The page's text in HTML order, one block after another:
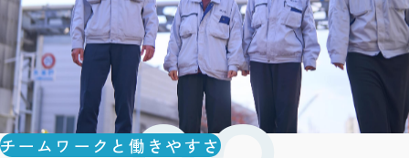
チームワークと働きやすさ